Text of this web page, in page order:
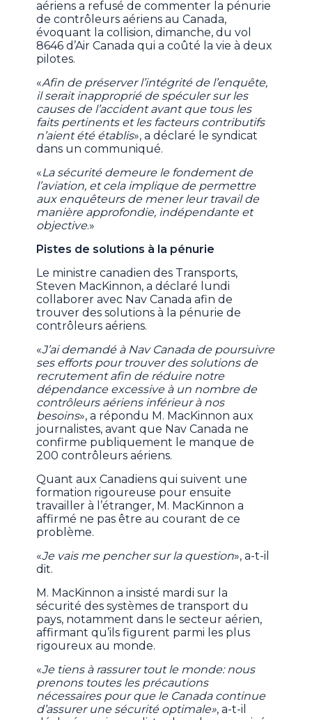
aériens a refusé de commenter la pénurie
de contrôleurs aériens au Canada,
évoquant la collision, dimanche, du vol
8646 d’Air Canada qui a coûté la vie à deux
pilotes.
«Afin de préserver l’intégrité de l’enquête,
il serait inapproprié de spéculer sur les
causes de l’accident avant que tous les
faits pertinents et les facteurs contributifs
n’aient été établis», a déclaré le syndicat
dans un communiqué.
«La sécurité demeure le fondement de
l’aviation, et cela implique de permettre
aux enquêteurs de mener leur travail de
manière approfondie, indépendante et
objective.»
Pistes de solutions à la pénurie
Le ministre canadien des Transports,
Steven MacKinnon, a déclaré lundi
collaborer avec Nav Canada afin de
trouver des solutions à la pénurie de
contrôleurs aériens.
«J’ai demandé à Nav Canada de poursuivre
ses efforts pour trouver des solutions de
recrutement afin de réduire notre
dépendance excessive à un nombre de
contrôleurs aériens inférieur à nos
besoins», a répondu M. MacKinnon aux
journalistes, avant que Nav Canada ne
confirme publiquement le manque de
200 contrôleurs aériens.
Quant aux Canadiens qui suivent une
formation rigoureuse pour ensuite
travailler à l’étranger, M. MacKinnon a
affirmé ne pas être au courant de ce
problème.
«Je vais me pencher sur la question», a-t-il
dit.
M. MacKinnon a insisté mardi sur la
sécurité des systèmes de transport du
pays, notamment dans le secteur aérien,
affirmant qu’ils figurent parmi les plus
rigoureux au monde.
«Je tiens à rassurer tout le monde: nous
prenons toutes les précautions
nécessaires pour que le Canada continue
d’assurer une sécurité optimale», a-t-il